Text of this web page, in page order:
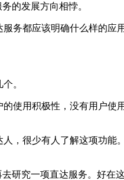
的发展方向相悖。
务都应该明确什么样的应
。
用积极性，没有用户使
很少有人了解这项功能
究一项直达服务。好在